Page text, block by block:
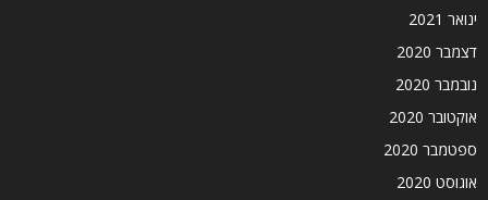
ינואר 2021
דצמבר 2020
נובמבר 2020
אוקטובר 2020
ספטמבר 2020
אוגוסט 2020